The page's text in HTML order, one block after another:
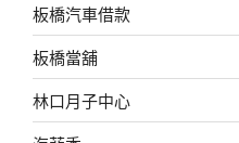
板橋汽車借款
板橋當舖
林口月子中心